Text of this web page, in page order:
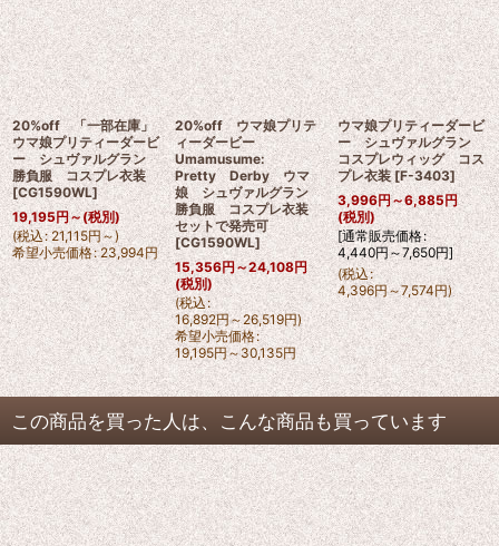
20%off 「一部在庫」
ウマ娘プリティーダービ
ー シュヴァルグラン
勝負服 コスプレ衣装
[CG1590WL]
19,195円～(税別)
(税込: 21,115円～)
希望小売価格: 23,994円
20%off ウマ娘プリテ
ィーダービー
Umamusume:
Pretty Derby ウマ
娘 シュヴァルグラン
勝負服 コスプレ衣装
セットで発売可
[CG1590WL]
15,356円～24,108円
(税別)
(税込:
16,892円～26,519円)
希望小売価格:
19,195円～30,135円
ウマ娘プリティーダービ
ー シュヴァルグラン
コスプレウィッグ コス
プレ衣装 [F-3403]
3,996円～6,885円
(税別)
[通常販売価格:
4,440円～7,650円]
(税込:
4,396円～7,574円)
この商品を買った人は、こんな商品も買っています